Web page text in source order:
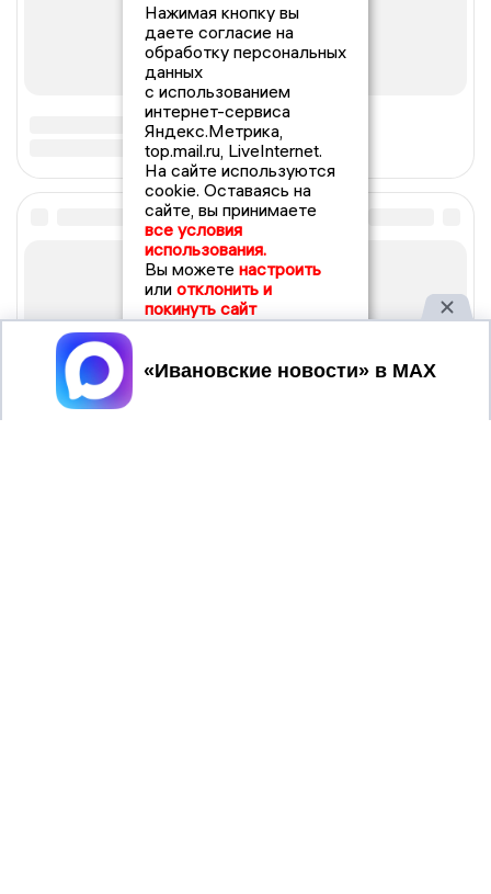
Нажимая кнопку вы
даете согласие на
обработку персональных
данных
с использованием
интернет-сервиса
Яндекс.Метрика,
top.mail.ru, LiveInternet.
На сайте используются
cookie. Оставаясь на
сайте, вы принимаете
все условия
использования.
Вы можете настроить
или отклонить и
покинуть сайт
Принять